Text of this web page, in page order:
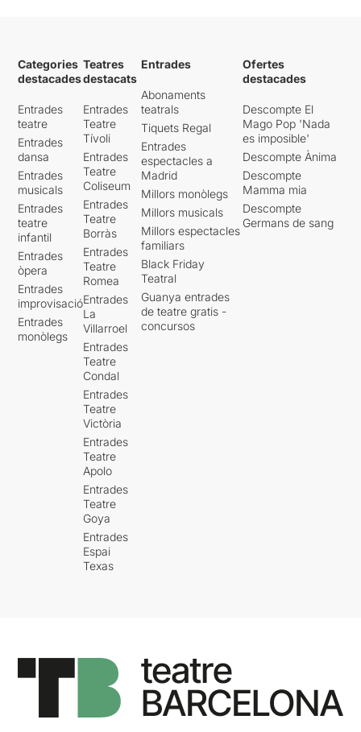
Categories
destacades
Entrades
teatre
Entrades
dansa
Entrades
musicals
Entrades
teatre
infantil
Entrades
òpera
Entrades
improvisació
Entrades
monòlegs
Teatres
destacats
Entrades
Teatre
Tívoli
Entrades
Teatre
Coliseum
Entrades
Teatre
Borràs
Entrades
Teatre
Romea
Entrades
La
Villarroel
Entrades
Teatre
Condal
Entrades
Teatre
Victòria
Entrades
Teatre
Apolo
Entrades
Teatre
Goya
Entrades
Espai
Texas
Entrades
Abonaments
teatrals
Tiquets Regal
Entrades
espectacles a
Madrid
Millors monòlegs
Millors musicals
Millors espectacles
familiars
Black Friday
Teatral
Guanya entrades
de teatre gratis -
concursos
Ofertes
destacades
Descompte El
Mago Pop 'Nada
es imposible'
Descompte Ànima
Descompte
Mamma mia
Descompte
Germans de sang